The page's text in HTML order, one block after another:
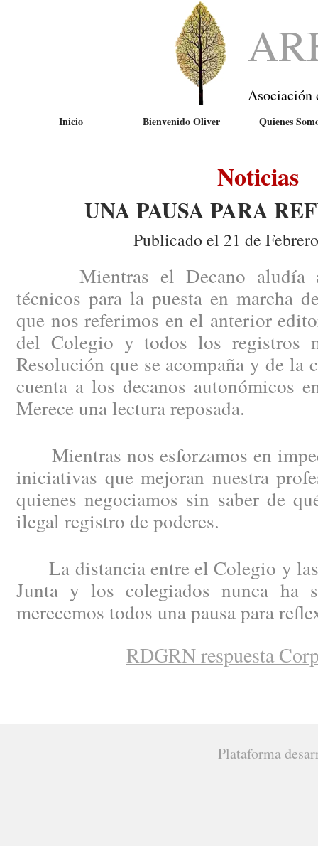
Asociación
Inicio Bienvenido Oliver Quienes
Noticias
UNA PAUSA PARA
Publicado el 21 de
Mientras el Decano aludía a
técnicos para la puesta en marcha
que nos referimos en el anterior
del Colegio y todos los registros
Resolución que se acompaña y de la
cuenta a los decanos autonómicos
Merece una lectura reposada.
Mientras nos esforzamos en
iniciativas que mejoran nuestra
quienes negociamos sin saber de
ilegal registro de poderes.
La distancia entre el Colegio y
Junta y los colegiados nunca ha
merecemos todos una pausa para
RDGRN respuesta
Plataforma